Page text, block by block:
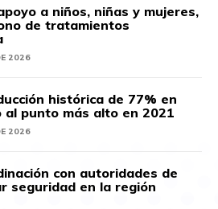
a niños, niñas y mujeres,
de tratamientos
2026
histórica de 77% en
al punto más alto en 2021
2026
con autoridades de
seguridad en la región